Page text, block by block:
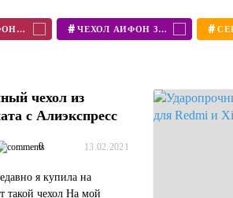
ЧЕХОЛ НА АЙФОН 11 # ЧЕХОЛ АЙФОН 360 #
чехол из
с Алиэкспресс
0 13.02.2021
я купила на
такой чехол На мой